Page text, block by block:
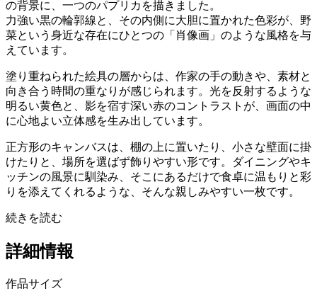
の背景に、一つのパプリカを描きました。
力強い黒の輪郭線と、その内側に大胆に置かれた色彩が、野
菜という身近な存在にひとつの「肖像画」のような風格を与
えています。
塗り重ねられた絵具の層からは、作家の手の動きや、素材と
向き合う時間の重なりが感じられます。光を反射するような
明るい黄色と、影を宿す深い赤のコントラストが、画面の中
に心地よい立体感を生み出しています。
正方形のキャンバスは、棚の上に置いたり、小さな壁面に掛
けたりと、場所を選ばず飾りやすい形です。ダイニングやキ
ッチンの風景に馴染み、そこにあるだけで食卓に温もりと彩
りを添えてくれるような、そんな親しみやすい一枚です。
続きを読む
詳細情報
作品サイズ